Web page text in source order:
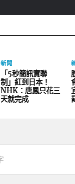
新聞
「5秒簡訊實聯
制」紅到日本！
NHK：唐鳳只花三
天就完成